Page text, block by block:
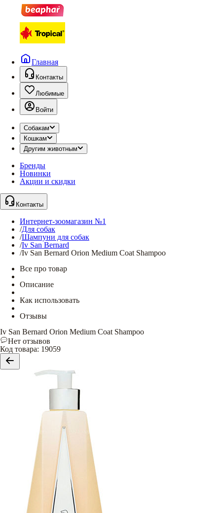
Главная
Контакты
Любимые
Войти
Собакам
Кошкам
Другим животным
Бренды
Новинки
Акции и скидки
Контакты
Интернет-зоомагазин №1
/Для собак
/Шампуни для собак
/Iv San Bernard
/Iv San Bernard Orion Medium Coat Shampoo
Все про товар
Описание
Как использовать
Отзывы
Iv San Bernard Orion Medium Coat Shampoo
Нет отзывов
Код товара: 19059